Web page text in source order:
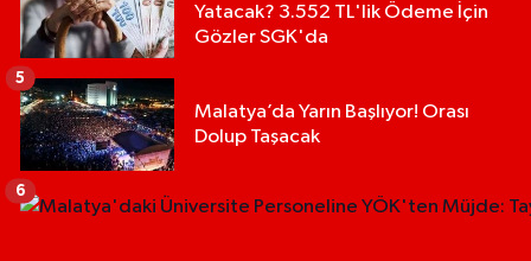
Yatacak? 3.552 TL'lik Ödeme İçin
Gözler SGK'da
Malatya’da Yarın Başlıyor! Orası
Dolup Taşacak
5
6